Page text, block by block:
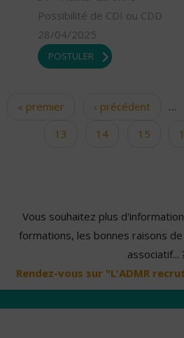
Possibilité de CDI ou CDD
28/04/2025
POSTULER
Pages
« premier ‹ précédent …
13
14 15
Vous souhaitez plus
formations, les bonnes raisons
associatif...
Rendez-vous sur "L'ADMR